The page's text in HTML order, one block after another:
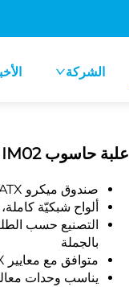
الشركة
علبة حاسوب IM02 المدمجة بحجم Micro ATX (تصميم بسيط)
صندوق ميكرو ATX مدمج للبيع بالجملة، بتصميم بسيط، ويدعم مصادر طاقة ATX/SFX
ألواح شبكيّة
بالجملة
متوافق مع معايير M-ATX/ ITX، ويدعم وحدات التبريد المائية AIO بطول ٢٤٠ مم